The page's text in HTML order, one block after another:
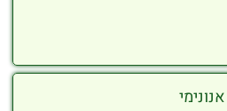
אנונימי